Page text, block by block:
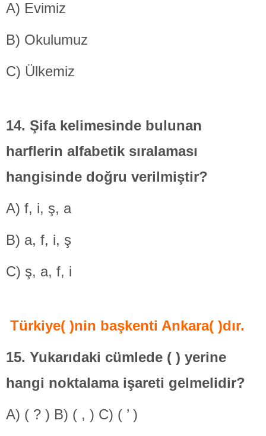
A) Evimiz
B) Okulumuz
C) Ülkemiz
14. Şifa kelimesinde bulunan
harflerin alfabetik sıralaması
hangisinde doğru verilmiştir?
A) f, i, ş, a
B) a, f, i, ş
C) ş, a, f, i
Türkiye( )nin başkenti Ankara( )dır.
15. Yukarıdaki cümlede ( ) yerine
hangi noktalama işareti gelmelidir?
A) ( ? ) B) ( , ) C) ( ’ )